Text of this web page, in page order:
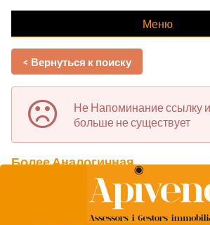
Меню
< Вернуться к поиску
Не Напоминание ссылку
больше не существует
Более Аналогичная